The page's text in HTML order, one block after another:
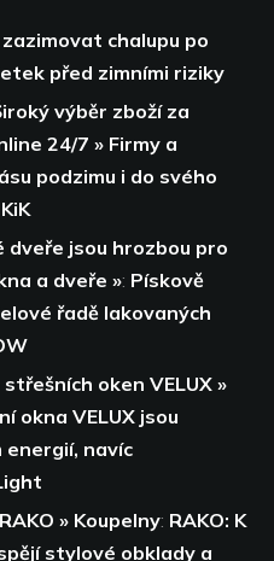
zazimovat chalupu po
před zimními riziky
výběr zboží za
24/7 » Firmy a
podzimu i do svého
dveře jsou hrozbou pro
a dveře »: Pískově
řadě lakovaných
oken VELUX »
okna VELUX jsou
energií, navíc
» Koupelny: RAKO: K
stylové obklady a